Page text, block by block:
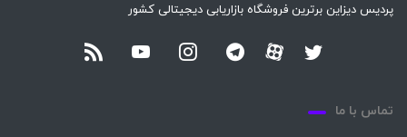
پردیس دیزاین برترین فروشگاه بازاریابی دیجیتالی کشور
تماس با ما